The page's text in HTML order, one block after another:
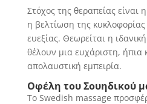
Στόχος της θεραπείας
η βελτίωση της
ευεξίας. Θεωρείται η
θέλουν μια ευχάριστη, ήπια
απολαυστική εμπειρία.
Οφέλη του Σουηδικού
Το Swedish massage